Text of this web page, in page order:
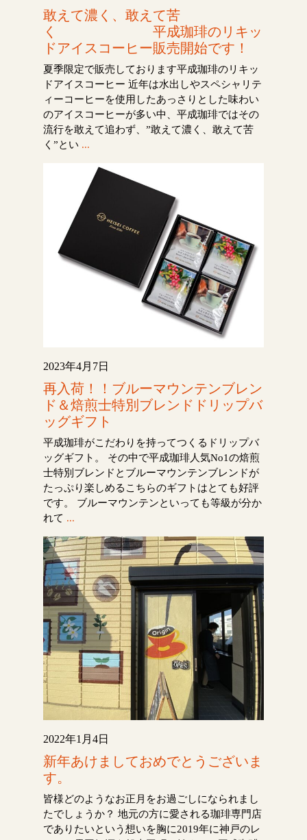
敢えて濃く、敢えて苦
く 平成珈琲のリキッ
ドアイスコーヒー販売開始です！
夏季限定で販売しております平成珈琲のリキッ
ドアイスコーヒー 近年は水出しやスペシャリテ
ィーコーヒーを使用したあっさりとした味わい
のアイスコーヒーが多い中、平成珈琲ではその
流行を敢えて追わず、”敢えて濃く、敢えて苦
く”とい ...
2023年4月7日
再入荷！！ブルーマウンテンブレン
ド＆焙煎士特別ブレンドドリップバ
ッグギフト
平成珈琲がこだわりを持ってつくるドリップバ
ッグギフト。 その中で平成珈琲人気No1の焙煎
士特別ブレンドとブルーマウンテンブレンドが
たっぷり楽しめるこちらのギフトはとても好評
です。 ブルーマウンテンといっても等級が分か
れて ...
2022年1月4日
新年あけましておめでとうございま
す。
皆様どのようなお正月をお過ごしになられまし
たでしょうか？ 地元の方に愛される珈琲専門店
でありたいという想いを胸に2019年に神戸のレ